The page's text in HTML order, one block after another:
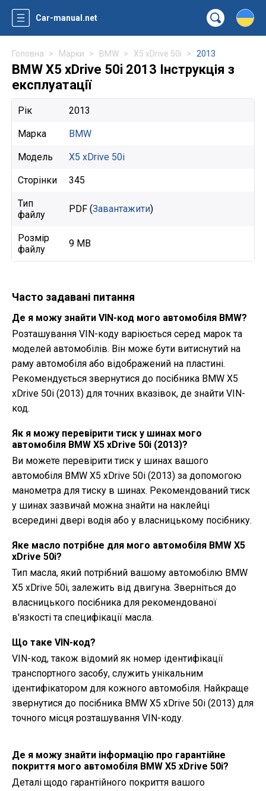
Car-manual.net
Головна Марки BMW X5 xDrive 50i 2013
BMW X5 xDrive 50i 2013 Інструкція з
експлуатації
Рік 2013
Марка BMW
Модель X5 xDrive 50i
Сторінки 345
Тип
файлу
PDF (Завантажити)
Розмір
файлу
9 MB
Часто задавані питання
Де я можу знайти VIN-код мого автомобіля BMW?
Розташування VIN-коду варіюється серед марок та
моделей автомобілів. Він може бути витиснутий на
раму автомобіля або відображений на пластині.
Рекомендується звернутися до посібника BMW X5
xDrive 50i (2013) для точних вказівок, де знайти VIN-
код.
Як я можу перевірити тиск у шинах мого
автомобіля BMW X5 xDrive 50i (2013)?
Ви можете перевірити тиск у шинах вашого
автомобіля BMW X5 xDrive 50i (2013) за допомогою
манометра для тиску в шинах. Рекомендований тиск
у шинах зазвичай можна знайти на наклейці
всередині двері водія або у власницькому посібнику.
Яке масло потрібне для мого автомобіля BMW X5
xDrive 50i?
Тип масла, який потрібний вашому автомобілю BMW
X5 xDrive 50i, залежить від двигуна. Зверніться до
власницького посібника для рекомендованої
в'язкості та специфікації масла.
Що таке VIN-код?
VIN-код, також відомий як номер ідентифікації
транспортного засобу, служить унікальним
ідентифікатором для кожного автомобіля. Найкраще
звернутися до посібника BMW X5 xDrive 50i (2013) для
точного місця розташування VIN-коду.
Де я можу знайти інформацію про гарантійне
покриття мого автомобіля BMW X5 xDrive 50i?
Деталі щодо гарантійного покриття вашого